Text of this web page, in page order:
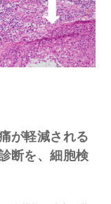
が軽減される
断を、細胞検